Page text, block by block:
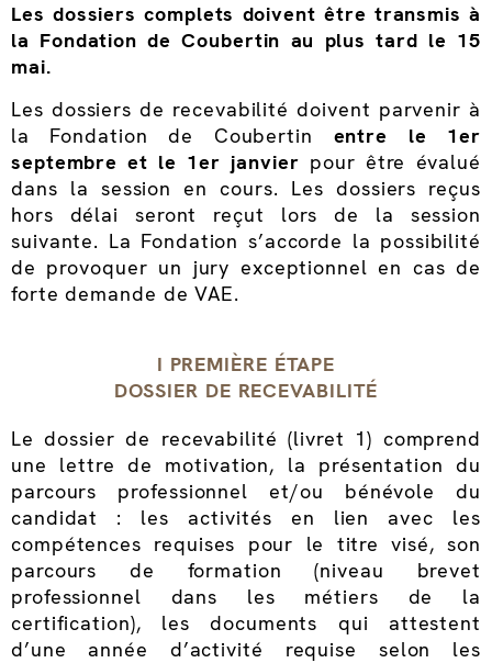
Les dossiers complets doivent être transmis à
la Fondation de Coubertin au plus tard le 15
mai.
Les dossiers de recevabilité doivent parvenir à
la Fondation de Coubertin entre le 1er
septembre et le 1er janvier pour être évalué
dans la session en cours. Les dossiers reçus
hors délai seront reçut lors de la session
suivante. La Fondation s’accorde la possibilité
de provoquer un jury exceptionnel en cas de
forte demande de VAE.
I PREMIÈRE ÉTAPE
DOSSIER DE RECEVABILITÉ
Le dossier de recevabilité (livret 1) comprend
une lettre de motivation, la présentation du
parcours professionnel et/ou bénévole du
candidat : les activités en lien avec les
compétences requises pour le titre visé, son
parcours de formation (niveau brevet
professionnel dans les métiers de la
certification), les documents qui attestent
d’une année d’activité requise selon les